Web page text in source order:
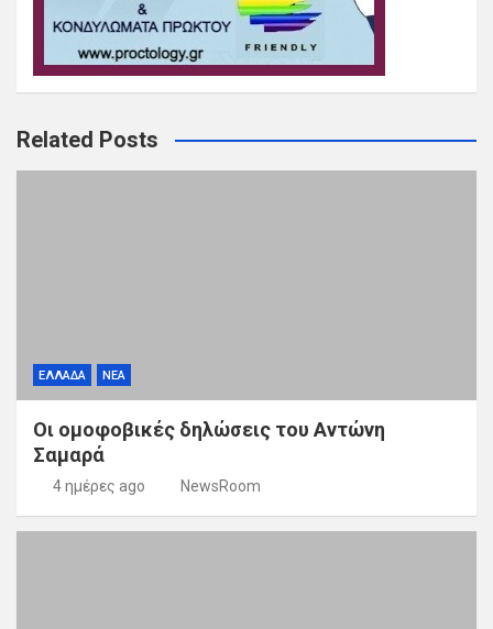
Related Posts
ΕΛΛΑΔΑ ΝΕΑ
Οι ομοφοβικές δηλώσεις του Αντώνη
Σαμαρά
4 ημέρες ago NewsRoom